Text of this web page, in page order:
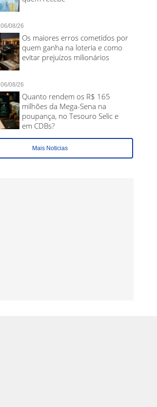
06/08/26
Os maiores erros cometidos por
quem ganha na loteria e como
evitar prejuízos milionários
06/08/26
Quanto rendem os R$ 165
milhões da Mega-Sena na
poupança, no Tesouro Selic e
em CDBs?
Mais Noticias